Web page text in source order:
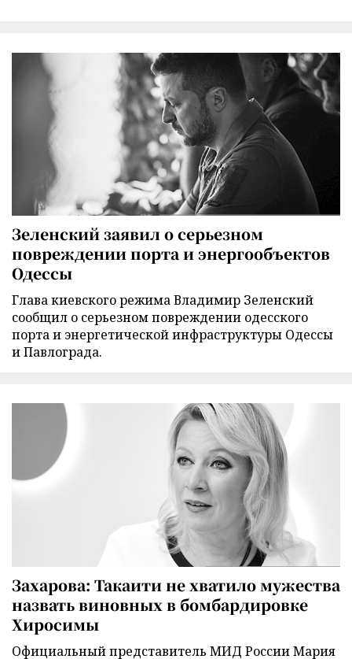
Зеленский заявил о серьезном
повреждении порта и энергообъектов
Одессы
Глава киевского режима Владимир Зеленский
сообщил о серьезном повреждении одесского
порта и энергетической инфраструктуры Одессы
и Павлограда.
Захарова: Такаити не хватило мужества
назвать виновных в бомбардировке
Хиросимы
Официальный представитель МИД России Мария